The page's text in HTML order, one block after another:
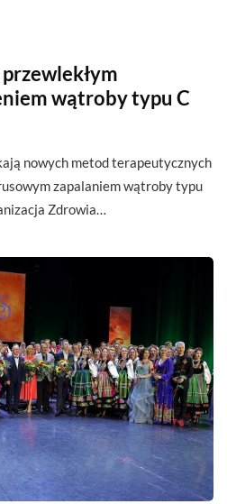
wątroby typu C
nowych metod terapeutycznych
zapalaniem wątroby typu
Zdrowia…